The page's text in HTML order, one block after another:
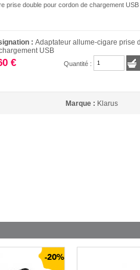
prise double pour cordon de chargement USB
:Adaptateur allume-cigare prise
USB
€ Quantité :
Marque : Klarus
-20%